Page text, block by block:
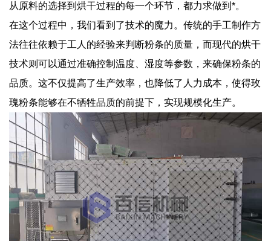
从原料的选择到烘干过程的每一个环节，都力求做到*。
在这个过程中，我们看到了技术的魔力。传统的手工制作方
法往往依赖于工人的经验来判断粉条的质量，而现代的烘干
技术则可以通过准确控制温度、湿度等参数，来确保粉条的
品质。这不仅提高了生产效率，也降低了人力成本，使得玫
瑰粉条能够在不牺牲品质的前提下，实现规模化生产。